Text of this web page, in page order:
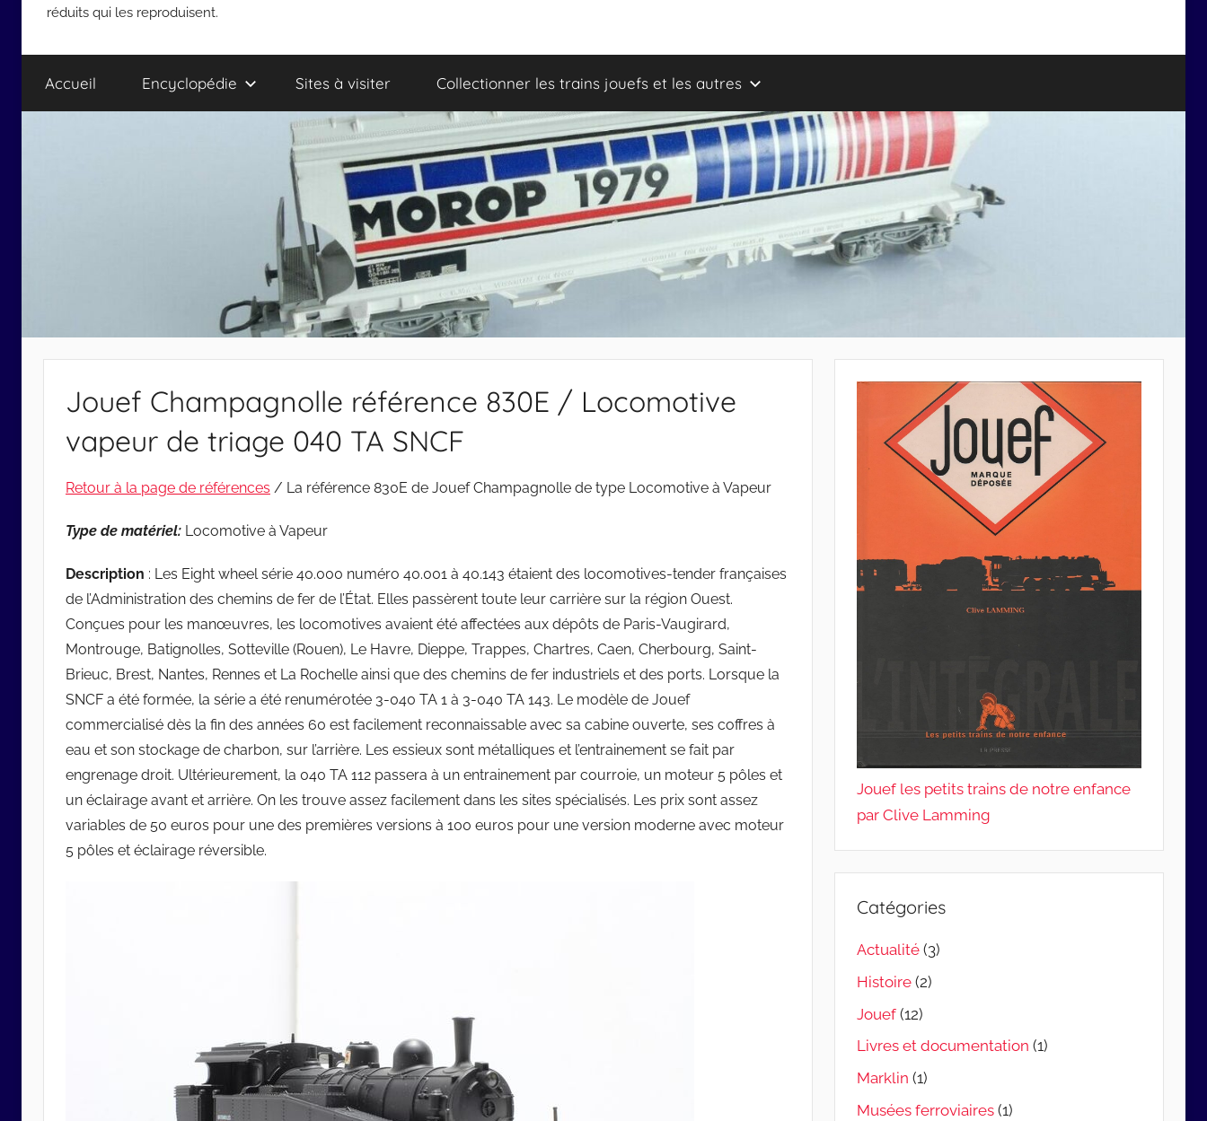
réduits qui les reproduisent.
Accueil Encyclopédie Sites à visiter Collectionner les trains jouefs et les autres
Jouef Champagnolle référence 830E / Locomotive
vapeur de triage 040 TA SNCF
Retour à la page de références / La référence 830E de Jouef Champagnolle de type Locomotive à Vapeur
Type de matériel: Locomotive à Vapeur
Description : Les Eight wheel série 40.000 numéro 40.001 à 40.143 étaient des locomotives-tender françaises
de l’Administration des chemins de fer de l’État. Elles passèrent toute leur carrière sur la région Ouest.
Conçues pour les manœuvres, les locomotives avaient été affectées aux dépôts de Paris-Vaugirard,
Montrouge, Batignolles, Sotteville (Rouen), Le Havre, Dieppe, Trappes, Chartres, Caen, Cherbourg, Saint-
Brieuc, Brest, Nantes, Rennes et La Rochelle ainsi que des chemins de fer industriels et des ports. Lorsque la
SNCF a été formée, la série a été renumérotée 3-040 TA 1 à 3-040 TA 143. Le modèle de Jouef
commercialisé dès la fin des années 60 est facilement reconnaissable avec sa cabine ouverte, ses coffres à
eau et son stockage de charbon, sur l’arrière. Les essieux sont métalliques et l’entrainement se fait par
engrenage droit. Ultérieurement, la 040 TA 112 passera à un entrainement par courroie, un moteur 5 pôles et
un éclairage avant et arrière. On les trouve assez facilement dans les sites spécialisés. Les prix sont assez
variables de 50 euros pour une des premières versions à 100 euros pour une version moderne avec moteur
5 pôles et éclairage réversible.
Jouef les petits trains de notre enfance
par Clive Lamming
Catégories
Actualité(3)
Histoire(2)
Jouef(12)
Livres et documentation (1)
Marklin (1)
Musées ferroviaires(1)